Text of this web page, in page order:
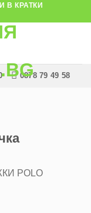
В КРАТКИ
0878 79 49 58
POLO